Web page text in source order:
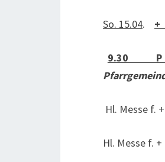
So. 15.04. +
9.30 P F
Hl. Messe f.
Hl. Messe f.